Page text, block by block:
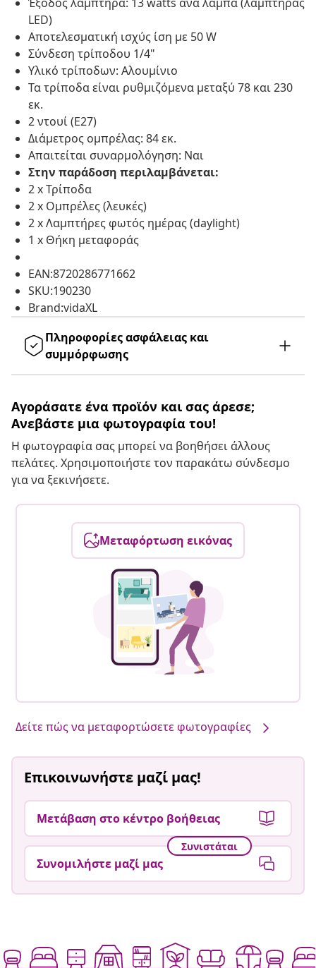
Έξοδος λαμπτήρα: 13 watts ανά λάμπα (λαμπτήρας
LED)
Αποτελεσματική ισχύς ίση με 50 W
Σύνδεση τρίποδου 1/4"
Υλικό τρίποδων: Αλουμίνιο
Τα τρίποδα είναι ρυθμιζόμενα μεταξύ 78 και 230
εκ.
2 ντουί (Ε27)
Διάμετρος ομπρέλας: 84 εκ.
Απαιτείται συναρμολόγηση: Ναι
Στην παράδοση περιλαμβάνεται:
2 x Τρίποδα
2 x Ομπρέλες (λευκές)
2 x Λαμπτήρες φωτός ημέρας (daylight)
1 x Θήκη μεταφοράς
EAN:8720286771662
SKU:190230
Brand:vidaXL
Πληροφορίες ασφάλειας και
συμμόρφωσης
Αγοράσατε ένα προϊόν και σας άρεσε;
Ανεβάστε μια φωτογραφία του!
Η φωτογραφία σας μπορεί να βοηθήσει άλλους
πελάτες. Χρησιμοποιήστε τον παρακάτω σύνδεσμο
για να ξεκινήσετε.
Μεταφόρτωση εικόνας
Δείτε πώς να μεταφορτώσετε φωτογραφίες
Επικοινωνήστε μαζί μας!
Μετάβαση στο κέντρο βοήθειας
Συνιστάται
Συνομιλήστε μαζί μας